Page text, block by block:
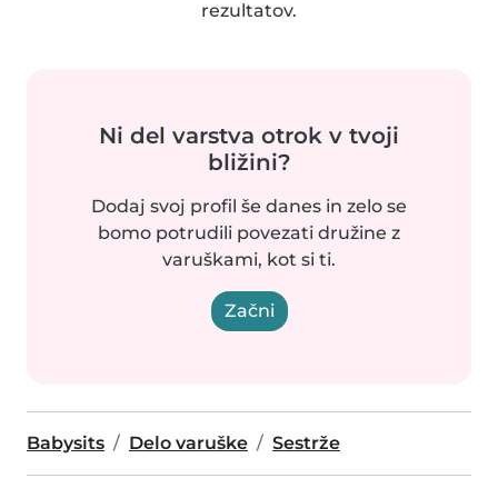
rezultatov.
Ni del varstva otrok v tvoji
bližini?
Dodaj svoj profil še danes in zelo se
bomo potrudili povezati družine z
varuškami, kot si ti.
Začni
Babysits Delo varuške Sestrže